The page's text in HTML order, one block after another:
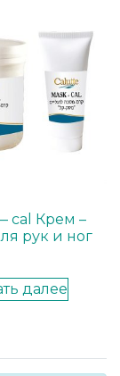
cal Крем –
рук и ног
далее